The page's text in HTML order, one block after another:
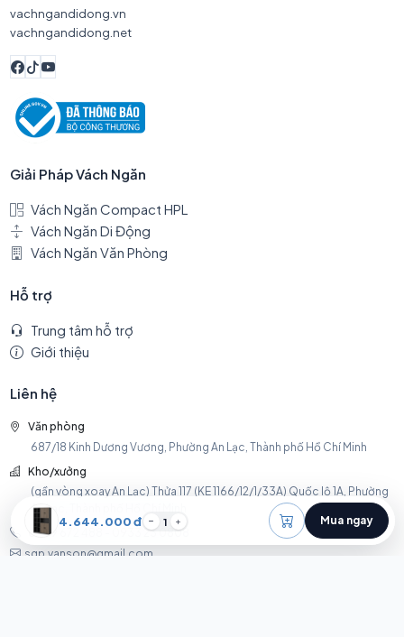
4.644.000 đ 1 Mua ngay
vachngandidong.vn
vachngandidong.net
Giải Pháp Vách Ngăn
Vách Ngăn Compact HPL
Vách Ngăn Di Động
Vách Ngăn Văn Phòng
Hỗ trợ
Trung tâm hỗ trợ
Giới thiệu
Liên hệ
Văn phòng
687/18 Kinh Dương Vương, Phường An Lạc, Thành phố Hồ Chí Minh
Kho/xưởng
(gần vòng xoay An Lạc) Thửa 117 (KE 1166/12/1/33A) Quốc lộ 1A, Phường
An Lạc, Thành phố Hồ Chí Minh
0399 672 488 - 0933 23 0808
sgp.vanson@gmail.com